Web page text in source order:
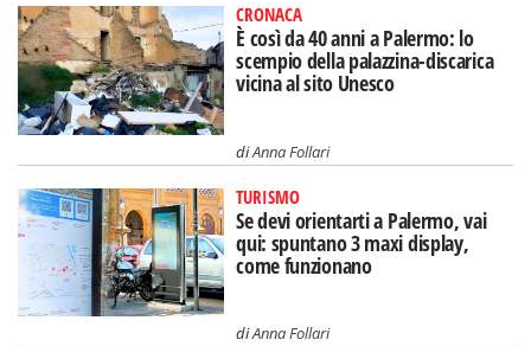
CRONACA
È così da 40 anni a Palermo: lo
scempio della palazzina-discarica
vicina al sito Unesco
diAnna Follari
TURISMO
Se devi orientarti a Palermo, vai
qui: spuntano 3 maxi display,
come funzionano
diAnna Follari